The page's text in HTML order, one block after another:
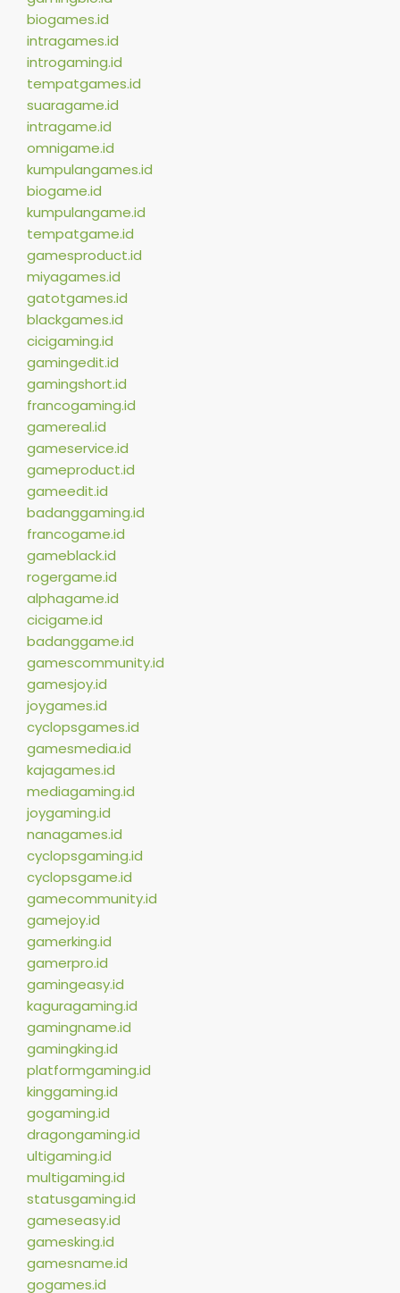
biogames.id
intragames.id
introgaming.id
tempatgames.id
suaragame.id
intragame.id
omnigame.id
kumpulangames.id
biogame.id
kumpulangame.id
tempatgame.id
gamesproduct.id
miyagames.id
gatotgames.id
blackgames.id
cicigaming.id
gamingedit.id
gamingshort.id
francogaming.id
gamereal.id
gameservice.id
gameproduct.id
gameedit.id
badanggaming.id
francogame.id
gameblack.id
rogergame.id
alphagame.id
cicigame.id
badanggame.id
gamescommunity.id
gamesjoy.id
joygames.id
cyclopsgames.id
gamesmedia.id
kajagames.id
mediagaming.id
joygaming.id
nanagames.id
cyclopsgaming.id
cyclopsgame.id
gamecommunity.id
gamejoy.id
gamerking.id
gamerpro.id
gamingeasy.id
kaguragaming.id
gamingname.id
gamingking.id
platformgaming.id
kinggaming.id
gogaming.id
dragongaming.id
ultigaming.id
multigaming.id
statusgaming.id
gameseasy.id
gamesking.id
gamesname.id
gogames.id